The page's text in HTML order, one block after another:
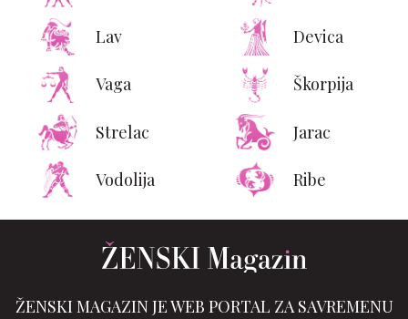
Lav Devica
Vaga Škorpija
Strelac Jarac
Vodolija Ribe
ŽENSKI MAGAZIN JE WEB PORTAL ZA SAVREMENU